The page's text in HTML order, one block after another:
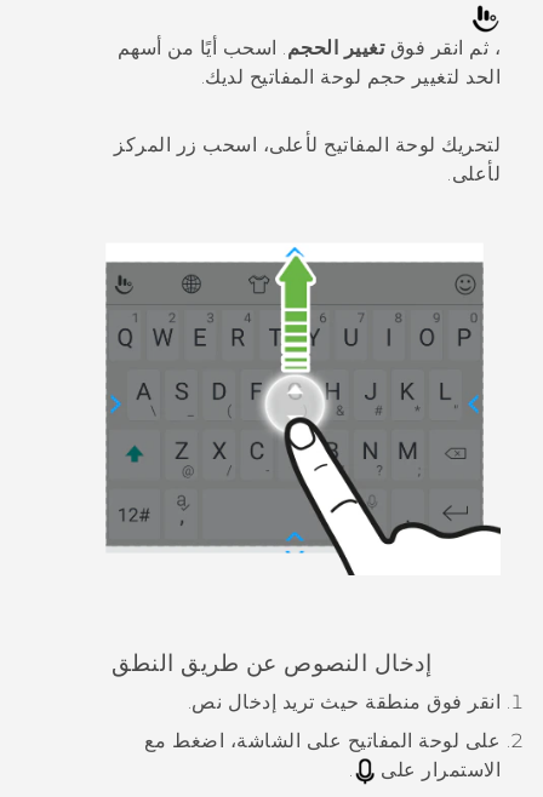
، ثم انقر فوقتغيير الحجم. اسحب أيًا من أسهم
الحد لتغيير حجم لوحة المفاتيح لديك.
لتحريك لوحة المفاتيح لأعلى، اسحب زر المركز
لأعلى.
إدخال النصوص عن طريق النطق
انقر فوق منطقة حيث تريد إدخال نص.
على لوحة المفاتيح على الشاشة، اضغط مع
الاستمرار على
.